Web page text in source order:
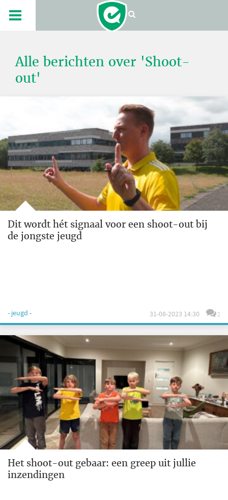
Alle berichten over 'Shoot-
out'
Dit wordt hét signaal voor een shoot-out bij
de jongste jeugd
- jeugd - 31-08-2023 14:30 2
Het shoot-out gebaar: een greep uit jullie
inzendingen